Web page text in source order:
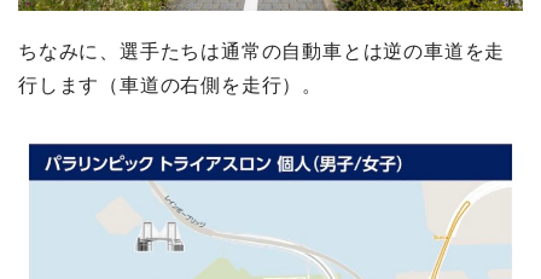
ちなみに、選手たちは通常の自動車とは逆の車道を走
行します（車道の右側を走行）。